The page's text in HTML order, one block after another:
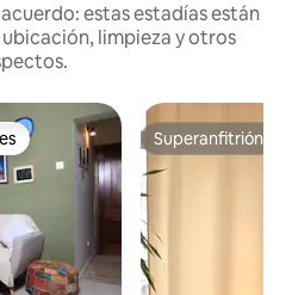
estas estadías están
limpieza y otros
Superanfitrión
Superanfitrión